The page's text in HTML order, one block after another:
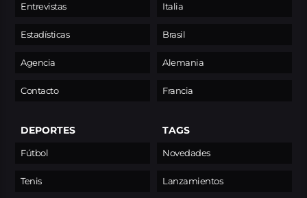
Entrevistas
Estadísticas
Agencia
Contacto
Italia
Brasil
Alemania
Francia
DEPORTES
Fútbol
Tenis
TAGS
Novedades
Lanzamientos